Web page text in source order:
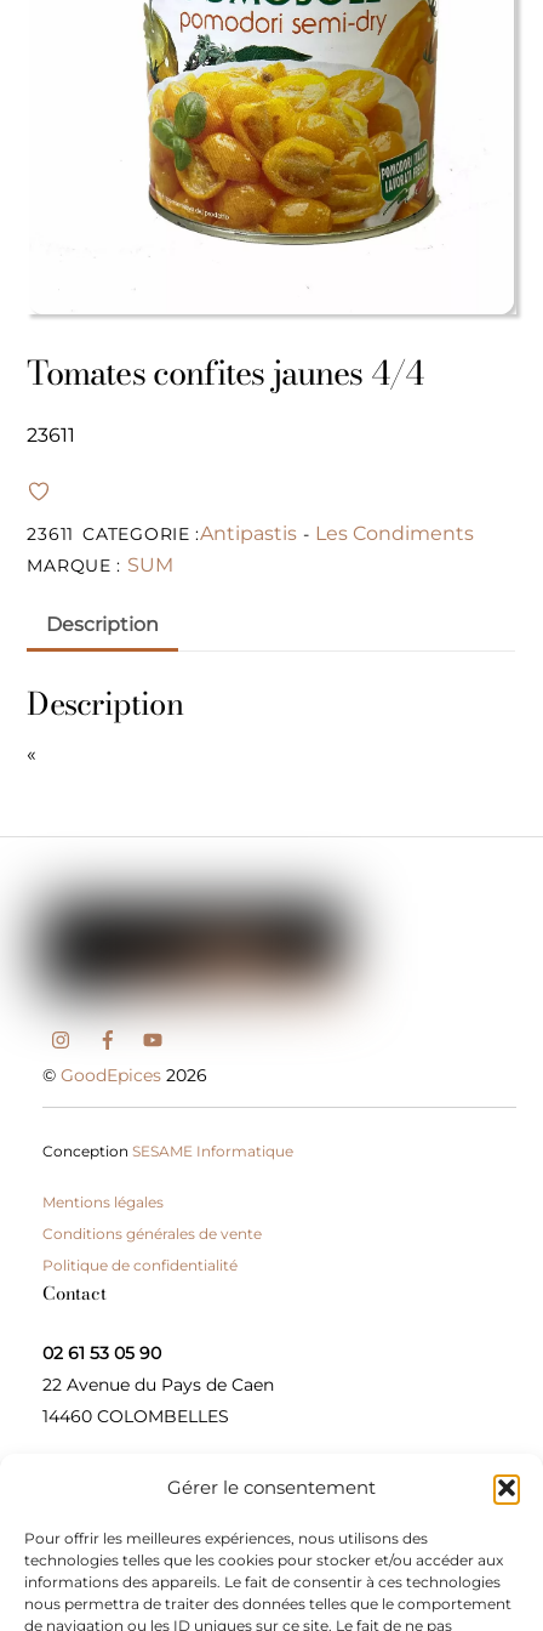
Gérer le consentement
Pour offrir les meilleures expériences, nous utilisons des
technologies telles que les cookies pour stocker et/ou accéder aux
informations des appareils. Le fait de consentir à ces technologies
nous permettra de traiter des données telles que le comportement
de navigation ou les ID uniques sur ce site. Le fait de ne pas
Tomates confites jaunes 4/4
23611
23611 CATEGORIE :Antipastis - Les Condiments
MARQUE : SUM
Description
Description
«
©GoodEpices 2026
ConceptionSESAME Informatique
Mentions légales
Conditions générales de vente
Politique de confidentialité
Contact
02 61 53 05 90
22 Avenue du Pays de Caen
14460 COLOMBELLES
Contactez-nous
A propos
Une entreprise à taille humaine, concepteur et